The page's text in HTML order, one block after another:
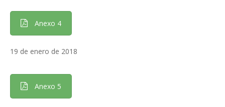
Anexo 4
19 de enero de 2018
Anexo 5